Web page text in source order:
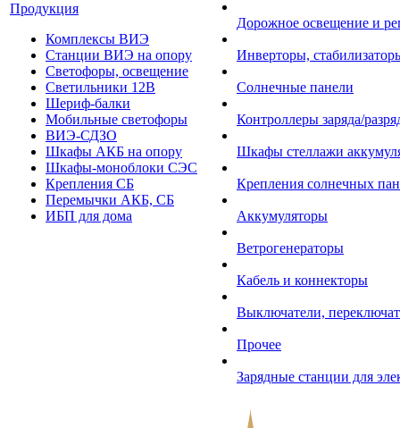
Продукция
Комплексы ВИЭ
Станции ВИЭ на опору
Светофоры, освещение
Светильники 12В
Шериф-балки
Мобильные светофоры
ВИЭ-СДЗО
Шкафы АКБ на опору
Шкафы-моноблоки СЭС
Крепления СБ
Перемычки АКБ, СБ
ИБП для дома
Дорожное освещение и
Инверторы,
Солнечные панели
Контроллеры заряда/
Шкафы стеллажи
Крепления солнечных
Аккумуляторы
Ветрогенераторы
Кабель и коннекторы
Выключатели,
Прочее
Зарядные станции для